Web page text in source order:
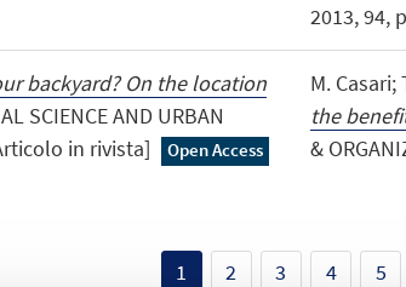
2013, 94,
backyard? On the location
SCIENCE AND URBAN
in rivista]
Open Access
M. Casari;
the
&
1 2 3 4 5